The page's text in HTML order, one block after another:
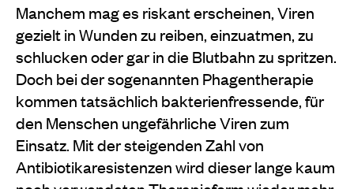
Manchem mag es riskant erscheinen, Viren
gezielt in Wunden zu reiben, einzuatmen, zu
schlucken oder gar in die Blutbahn zu spritzen.
Doch bei der sogenannten Phagentherapie
kommen tatsächlich bakterienfressende, für
den Menschen ungefährliche Viren zum
Einsatz. Mit der steigenden Zahl von
Antibiotikaresistenzen wird dieser lange kaum